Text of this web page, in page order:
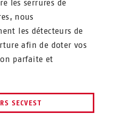
les serrures de
nous
les détecteurs de
afin de doter vos
parfaite et
SECVEST